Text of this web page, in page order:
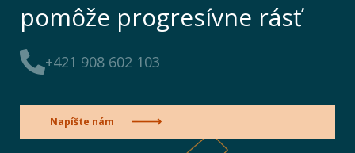
pomôže progresívne rásť
+421 908 602 103
Napíšte nám